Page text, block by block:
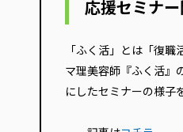
応援セミナ
「ふく活」とは「復
マ理美容師『ふく活』
にしたセミナーの様子